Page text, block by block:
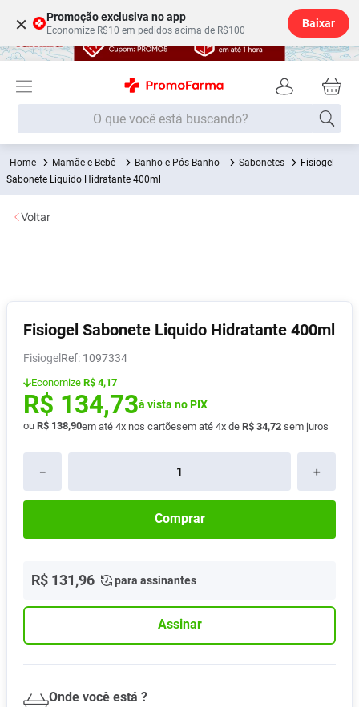
× Promoção exclusiva no app
Economize R$10 em pedidos acima de R$100
Baixar
O que você está buscando?
Mamãe e Bebê Banho e Pós-Banho Sabonetes
Fisiogel
Sabonete Liquido Hidratante 400ml
Fisiogel Sabonete Liquido Hidratante 400ml
Fisiogel : 1097334
Economize R$ 4,17
R$ 134,73à vista no PIX
ou R$ 138,90em até 4x nos cartõesem até 4x de R$ 34,72 sem juros
＋
－
Comprar
R$ 131,96 para assinantes
Assinar
Onde você está ?
Voltar
Termos mais buscados
1º Fralda
2
5º Fralda G
6º Desodorante
7º Shampoo
8º Absorvente
9 Pampers Confort Sec
10º Lavitan